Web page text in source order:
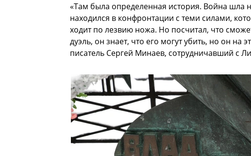
«Там была определенная история. Война шла
находился в конфронтации с теми силами,
ходит по лезвию ножа. Но посчитал, что
дуэль, он знает, что его могут убить, но он
писатель Сергей Минаев, сотрудничавший с